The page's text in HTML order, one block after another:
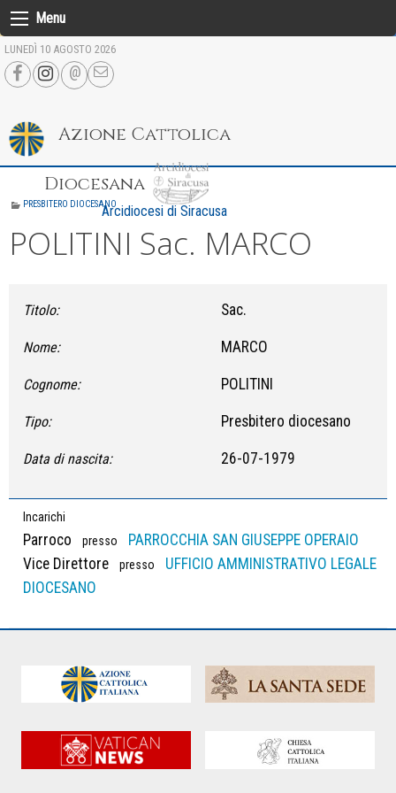
Skip
to
content
Menu
LUNEDÌ 10 AGOSTO 2026
Azione Cattolica
Diocesana
Arcidiocesi di Siracusa
PRESBITERO DIOCESANO
POLITINI Sac. MARCO
Titolo: Sac.
Nome: MARCO
Cognome: POLITINI
Tipo: Presbitero diocesano
Data di nascita: 26-07-1979
Incarichi
Parroco presso
PARROCCHIA SAN GIUSEPPE OPERAIO
Vice Direttore
presso
UFFICIO AMMINISTRATIVO LEGALE
DIOCESANO